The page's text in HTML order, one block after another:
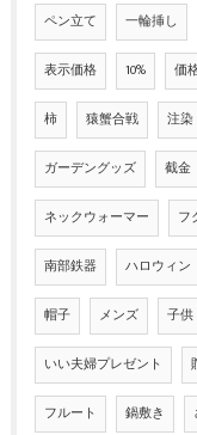
ペン立て 一輪挿し
表示価格 10% 価
柿 猿蟹合戦 注染
ガーデングッズ 截金
ネックウォーマー フ
南部鉄器 ハロウィン
帽子 メンズ 子供
いい夫婦プレゼント
フルート 鍋敷き